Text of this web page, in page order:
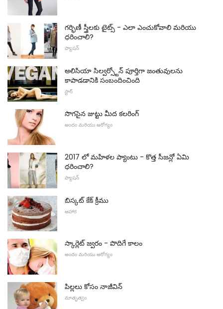
గర్భిణీ స్త్రీలకు టైట్స్ - ఎలా ఎంచుకోవాలి మరియు
ధరించాలి?
ఫ్యాషన్
అలిసియా సిల్వర్స్టోన్ పూర్తిగా జంతువులను
కాపాడడానికి సంబందించింది
స్టార్
సొగసైన జుట్టు మీద కలరింగ్
అందం మరియు ఆరోగ్యం
2017 లో మహిళల ప్యాంటు - కొత్త సీజన్లో ఏమి
ధరించాలి?
ఫ్యాషన్
బిస్కట్ కేక్ క్రీము
ఆహార
స్కార్లెట్ జ్వరం - పొదిగే కాలం
అందం మరియు ఆరోగ్యం
పిల్లలు కోసం నాజీవిన్
మాతృత్వం